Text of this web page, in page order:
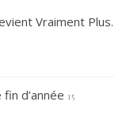
Vraiment Plus.
d’année 15